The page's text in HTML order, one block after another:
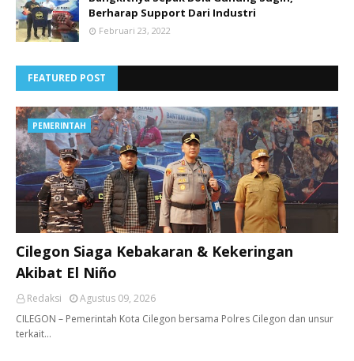
Berharap Support Dari Industri
Februari 23, 2022
FEATURED POST
PEMERINTAH
Cilegon Siaga Kebakaran & Kekeringan
Akibat El Niño
Redaksi
Agustus 09, 2026
CILEGON – Pemerintah Kota Cilegon bersama Polres Cilegon dan unsur
terkait…